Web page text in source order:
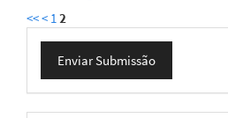
<<< 12
Enviar
Submissão
Enviar Submissão